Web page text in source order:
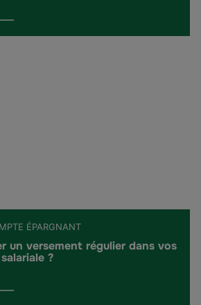
ÉPARGNANT
un versement régulier dans vos
?